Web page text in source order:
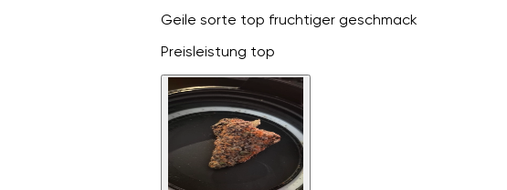
Geile sorte top fruchtiger geschmack
Preisleistung top